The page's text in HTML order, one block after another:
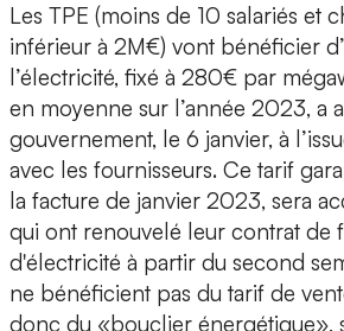
Les TPE (moins de 10 salariés et
inférieur à 2M€) vont bénéficier
l’électricité, fixé à 280€ par
en moyenne sur l’année 2023, a
gouvernement, le 6 janvier, à
avec les fournisseurs. Ce tarif
la facture de janvier 2023, sera
qui ont renouvelé leur contrat de
d'électricité à partir du second
ne bénéficient pas du tarif de
donc du «bouclier